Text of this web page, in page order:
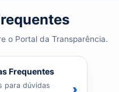
o Portal da Transparência.
Frequentes
para dúvidas